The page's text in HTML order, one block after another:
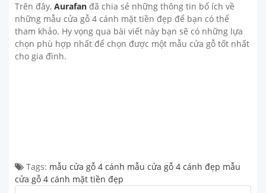
Trên đây, Aurafan đã chia sẻ những thông tin bổ ích về
những mẫu cửa gỗ 4 cánh mặt tiền đẹp để bạn có thể
tham khảo. Hy vọng qua bài viết này bạn sẽ có những lựa
chọn phù hợp nhất để chọn được một mẫu cửa gỗ tốt nhất
cho gia đình.
Tags: mẫu cửa gỗ 4 cánh mẫu cửa gỗ 4 cánh đẹp mẫu
cửa gỗ 4 cánh mặt tiền đẹp